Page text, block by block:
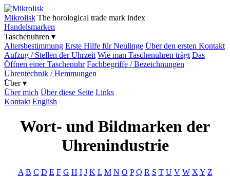
Mikrolisk The horological trade mark index
Handelsmarken
Taschenuhren ▾
Altersbestimmung Erste Hilfe für Neulinge Über den ersten Kontakt
Aufzug / Stellen der Uhrzeit Wie man Taschenuhren trägt Das
Öffnen einer Taschenuhr Fachbegriffe / Bezeichnungen
Uhrentechnik / Hemmungen
Über ▾
Über mich Über diese Seite Links
Kontakt English
Wort- und Bildmarken der
Uhrenindustrie
A B C D E F G H I J K L M N O P Q R S T U V W X Y Z